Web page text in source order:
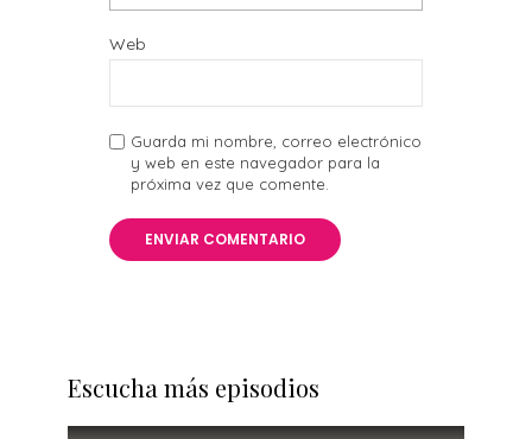
Web
Guarda mi nombre, correo electrónico
y web en este navegador para la
próxima vez que comente.
Escucha más episodios